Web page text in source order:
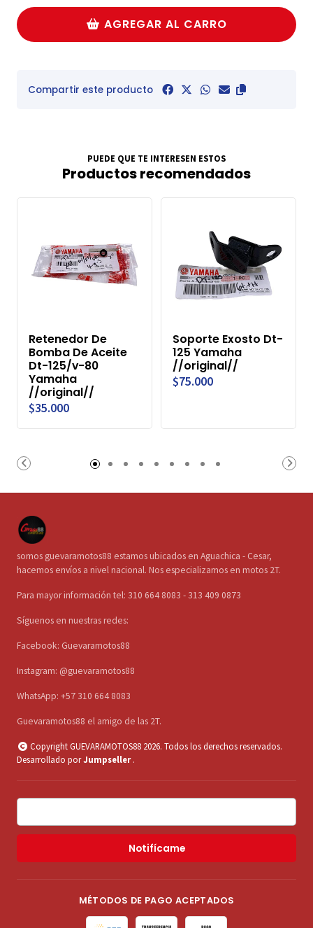
AGREGAR AL CARRO
Compartir este producto
PUEDE QUE TE INTERESEN ESTOS
Productos recomendados
Retenedor De
Bomba De Aceite
Dt-125/v-80
Yamaha
//original//
$35.000
Soporte Exosto Dt-
125 Yamaha
//original//
$75.000
somos guevaramotos88 estamos ubicados en Aguachica - Cesar,
hacemos envíos a nivel nacional. Nos especializamos en motos 2T.
Para mayor información tel: 310 664 8083 - 313 409 0873
Síguenos en nuestras redes:
Facebook: Guevaramotos88
Instagram: @guevaramotos88
WhatsApp: +57 310 664 8083
Guevaramotos88 el amigo de las 2T.
Copyright GUEVARAMOTOS88 2026. Todos los derechos reservados.
Desarrollado porJumpseller .
Notifícame
MÉTODOS DE PAGO ACEPTADOS